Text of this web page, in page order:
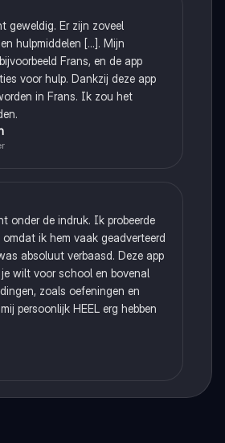
geweldig. Er zijn zoveel
hulpmiddelen [...]. Mijn
Frans, en de app
voor hulp. Dankzij deze app
in Frans. Ik zou het
onder de indruk. Ik probeerde
ik hem vaak geadverteerd
absoluut verbaasd. Deze app
je wilt voor school en bovenal
zoals oefeningen en
persoonlijk HEEL erg hebben